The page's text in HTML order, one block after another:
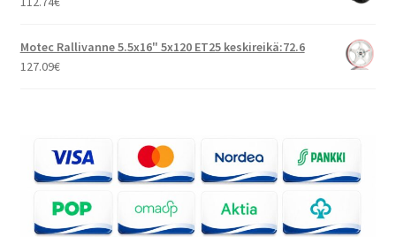
Motec Rallivanne 5.5x16" 5x120 ET25 keskireikä:72.6
127.09€